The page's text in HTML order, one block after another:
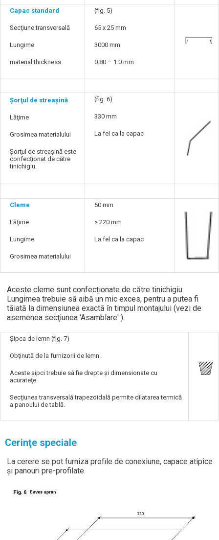
Capac standard
Secţiune transversală
Lungime
material thickness
(fig. 5)
65 x 25 mm
3000 mm
0.80 – 1.0 mm
Şorţul de streaşină
Lăţime
Grosimea materialului
Şorţul de streaşină este
confecționat de către
tinichigiu.
(fig. 6)
330 mm
La fel ca la capac
Cleme
Lăţime
Lungime
Grosimea materialului
50 mm
> 220 mm
La fel ca la capac
Aceste cleme sunt confecționate de către tinichigiu.
Lungimea trebuie să aibă un mic exces, pentru a putea fi
tăiată la dimensiunea exactă în timpul montajului (vezi de
asemenea secţiunea 'Asamblare' ).
Şipca de lemn (fig. 7)
Obţinută de la furnizorii de lemn.
Aceste şipci trebuie să fie drepte şi dimensionate cu
acurateţe.
Secţiunea transversală trapezoidală permite dilatarea termică
a panoului de tablă.
Cerinţe speciale
La cerere se pot furniza profile de conexiune, capace atipice
și panouri pre-profilate.